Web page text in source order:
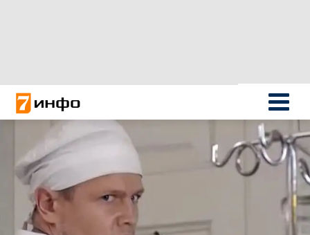
Новости России
Политика
Новости мира
Все материалы 7инфо
О НАС
ПОИСК ПО САЙТУ